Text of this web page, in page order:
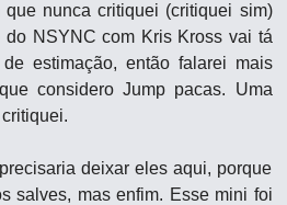
que nunca critiquei (critiquei sim)
NSYNC com Kris Kross vai tá
estimação, então falarei mais
considero Jump pacas. Uma
deixar eles aqui, porque
salves, mas enfim. Esse mini foi